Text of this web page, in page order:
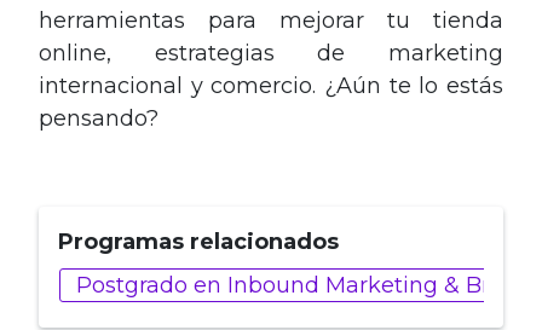
herramientas para mejorar tu tienda
online, estrategias de marketing
internacional y comercio. ¿Aún te lo estás
pensando?
Programas relacionados
Postgrado en Inbound Marketing &